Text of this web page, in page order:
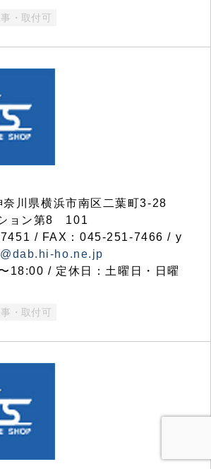
・取付可
川県横浜市南区二葉町3-28
ョン第8 101
/ FAX：045-251-7466 / y
ho.ne.jp
18:00 / 定休日：土曜日・日曜
・取付可